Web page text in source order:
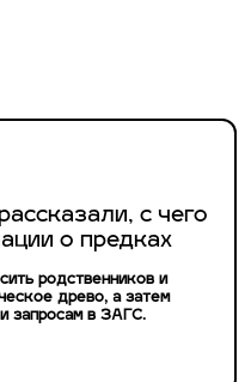
с чего
о предках
родственников и
древо, а затем
запросам в ЗАГС.